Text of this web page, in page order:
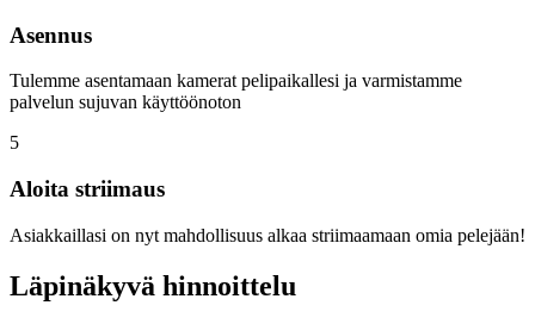
Asennus
Tulemme asentamaan kamerat pelipaikallesi ja varmistamme
palvelun sujuvan käyttöönoton
5
Aloita striimaus
Asiakkaillasi on nyt mahdollisuus alkaa striimaamaan omia pelejään!
Läpinäkyvä hinnoittelu